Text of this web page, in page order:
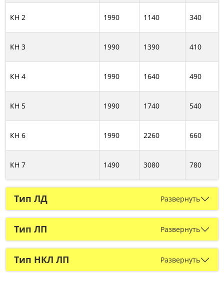
КН 2 1990 1140 340
КН 3 1990 1390 410
КН 4 1990 1640 490
КН 5 1990 1740 540
КН 6 1990 2260 660
КН 7 1490 3080 780
Тип ЛД Развернуть
Тип ЛП Развернуть
Тип НКЛ ЛП Развернуть